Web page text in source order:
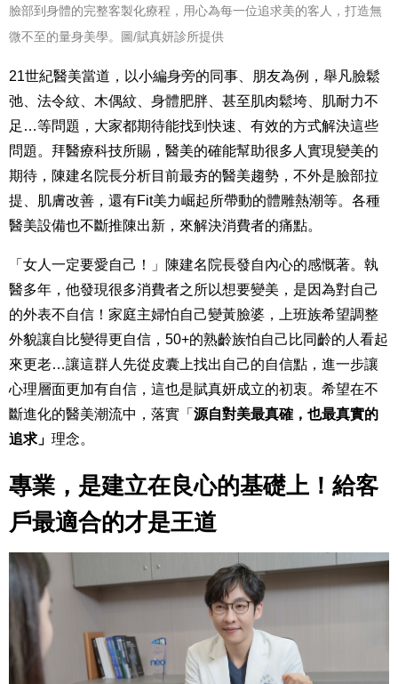
臉部到身體的完整客製化療程，用心為每一位追求美的客人，打造無
微不至的量身美學。 圖/賦真妍診所提供
21世紀醫美當道，以小編身旁的同事、朋友為例，舉凡臉鬆
弛、法令紋、木偶紋、身體肥胖、甚至肌肉鬆垮、肌耐力不
足…等問題，大家都期待能找到快速、有效的方式解決這些
問題。拜醫療科技所賜，醫美的確能幫助很多人實現變美的
期待， 陳建名院長分析目前最夯的醫美趨勢，不外是臉部拉
提、肌膚改善，還有Fit美力崛起所帶動的體雕熱潮等。各種
醫美設備也不斷推陳出新，來解決消費者的痛點。
「女人一定要愛自己！」陳建名院長發自內心的感慨著。執
醫多年，他發現很多消費者之所以想要變美，是因為對自己
的外表不自信！家庭主婦怕自己變黃臉婆，上班族希望調整
外貌讓自比變得更自信，50+的熟齡族怕自己比同齡的人看起
來更老…讓這群人先從皮囊上找出自己的自信點，進一步讓
心理層面更加有自信， 這也是賦真妍成立的初衷。希望在不
斷進化的醫美潮流中，落實「 源自對美最真確，也最真實的
追求」 理念。
專業，是建立在良心的基礎上！給客
戶最適合的才是王道